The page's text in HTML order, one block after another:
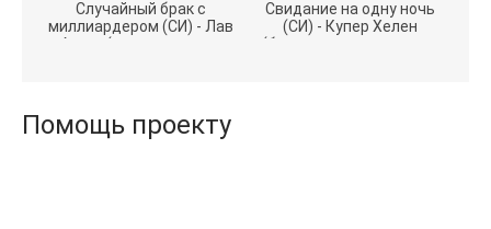
Случайный брак с
миллиардером (СИ) - Лав
Агата (полная версия
Свидание на одну ночь
(СИ) - Купер Хелен
(бесплатные серии книг
Помощь проекту